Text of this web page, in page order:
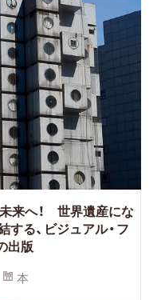
未来へ！ 世界遺産にな
する、ビジュアル・フ
出版
本